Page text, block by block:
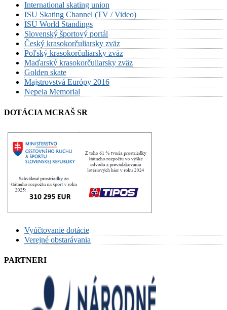
International skating union
ISU Skating Channel (TV / Video)
ISU World Standings
Slovenský športový portál
Český krasokorčuliarsky zväz
Poľský krasokorčuliarsky zväz
Maďarský krasokorčuliarsky zväz
Golden skate
Majstrovstvá Európy 2016
Nepela Memorial
DOTÁCIA MCRAŠ SR
Vyúčtovanie dotácie
Verejné obstarávania
PARTNERI